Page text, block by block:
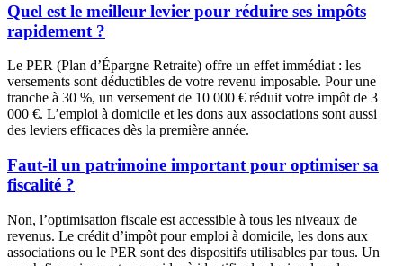
Quel est le meilleur levier pour réduire ses impôts
rapidement ?
Le PER (Plan d’Épargne Retraite) offre un effet immédiat : les
versements sont déductibles de votre revenu imposable. Pour une
tranche à 30 %, un versement de 10 000 € réduit votre impôt de 3
000 €. L’emploi à domicile et les dons aux associations sont aussi
des leviers efficaces dès la première année.
Faut-il un patrimoine important pour optimiser sa
fiscalité ?
Non, l’optimisation fiscale est accessible à tous les niveaux de
revenus. Le crédit d’impôt pour emploi à domicile, les dons aux
associations ou le PER sont des dispositifs utilisables par tous. Un